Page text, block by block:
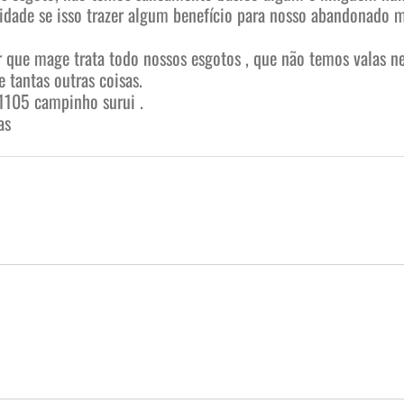
se isso trazer algum benefício para nosso
mage trata todo nossos esgotos , que não temos valas
tantas outras coisas.
campinho surui .